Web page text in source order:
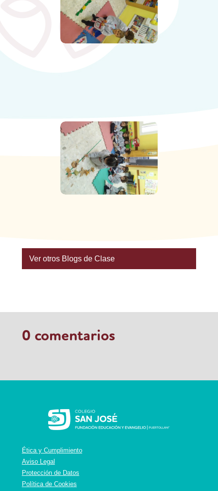
Ver otros Blogs de Clase
0 comentarios
Ética y Cumplimiento
Aviso Legal
Protección de Datos
Política de Cookies